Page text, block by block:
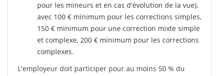
pour les mineurs et en cas d'évolution de la vue),
avec 100 € minimum pour les corrections simples,
150 € minimum pour une correction mixte simple
et complexe, 200 € minimum pour les corrections
complexes.
L'employeur doit participer pour au moins 50 % du